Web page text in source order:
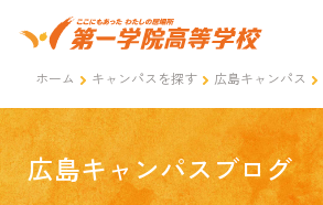
ホーム キャンパスを探す 広島キャンパス
広島キャンパスブログ